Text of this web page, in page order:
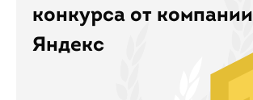
конкурса от компании
Яндекс